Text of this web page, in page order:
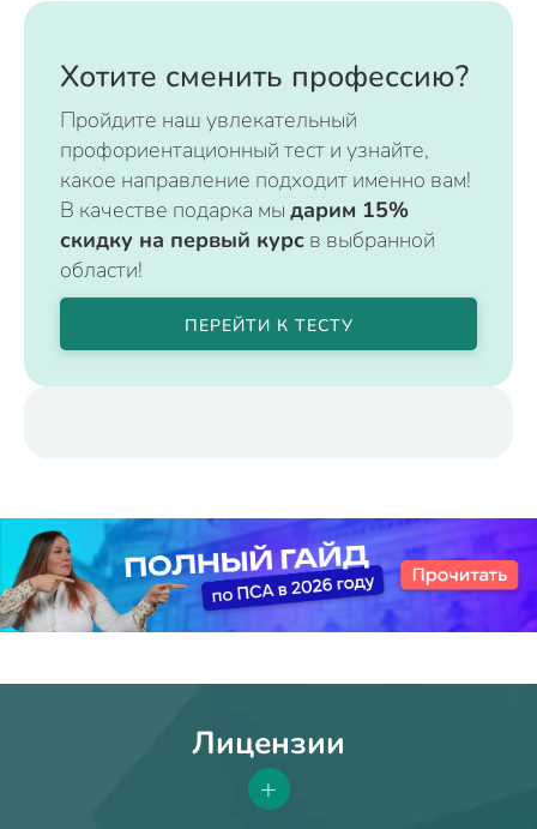
Хотите сменить профессию?
Пройдите наш увлекательный
профориентационный тест и узнайте,
какое направление подходит именно вам!
В качестве подарка мы дарим 15%
скидку на первый курс в выбранной
области!
ПЕРЕЙТИ К ТЕСТУ
Лицензии
+